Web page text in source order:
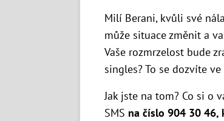
Milí Berani, kvůli své
může situace změnit a
Vaše rozmrzelost bude
singles? To se dozvíte
Jak jste na tom? Co si o
SMS na číslo 904 30 46,